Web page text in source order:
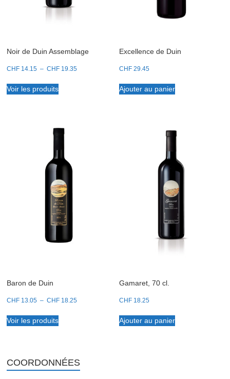
Noir de Duin Assemblage
CHF 14.15 – CHF 19.35Plage
Voir les produits
Excellence de Duin
CHF 29.45
Ajouter au panier
Baron de Duin
CHF 13.05 – CHF 18.25Plage
Voir les produits
Gamaret, 70 cl.
CHF 18.25
Ajouter au panier
COORDONNÉES